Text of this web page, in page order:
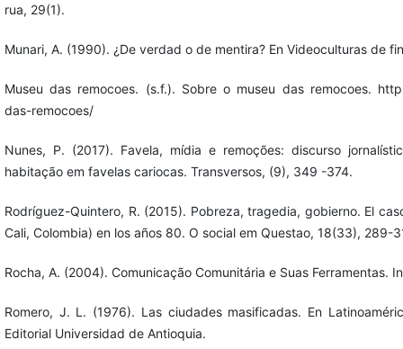
rua, 29(1).
Munari, A. (1990). ¿De verdad o de mentira? En Videoculturas de
Museu das remocoes. (s.f.). Sobre o museu das remocoes.
das-remocoes/
Nunes, P. (2017). Favela, mídia e remoções: discurso
habitação em favelas cariocas. Transversos, (9), 349 -374.
Rodríguez-Quintero, R. (2015). Pobreza, tragedia, gobierno. El
Cali, Colombia) en los años 80. O social em Questao, 18(33), 289-
Rocha, A. (2004). Comunicação Comunitária e Suas Ferramentas.
Romero, J. L. (1976). Las ciudades masificadas. En
Editorial Universidad de Antioquia.